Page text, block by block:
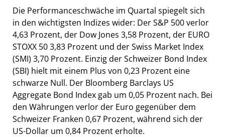
Die Performanceschwäche im Quartal spiegelt sich
in den wichtigsten Indizes wider: Der S&P 500 verlor
4,63 Prozent, der Dow Jones 3,58 Prozent, der EURO
STOXX 50 3,83 Prozent und der Swiss Market Index
(SMI) 3,70 Prozent. Einzig der Schweizer Bond Index
(SBI) hielt mit einem Plus von 0,23 Prozent eine
schwarze Null. Der Bloomberg Barclays US
Aggregate Bond Index gab um 0,05 Prozent nach. Bei
den Währungen verlor der Euro gegenüber dem
Schweizer Franken 0,67 Prozent, während sich der
US-Dollar um 0,84 Prozent erholte.